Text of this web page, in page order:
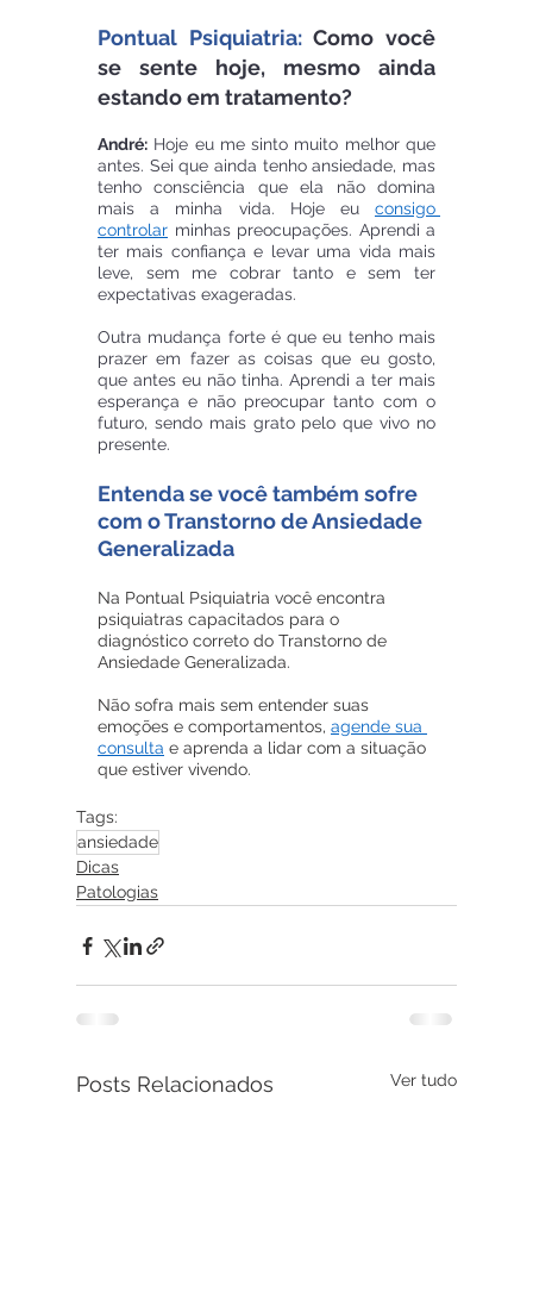
Pontual Psiquiatria: Como você
se sente hoje, mesmo ainda
estando em tratamento?
André: Hoje eu me sinto muito melhor que
antes. Sei que ainda tenho ansiedade, mas
tenho consciência que ela não domina
mais a minha vida. Hoje eu consigo
controlar minhas preocupações. Aprendi a
ter mais confiança e levar uma vida mais
leve, sem me cobrar tanto e sem ter
expectativas exageradas.
Outra mudança forte é que eu tenho mais
prazer em fazer as coisas que eu gosto,
que antes eu não tinha. Aprendi a ter mais
esperança e não preocupar tanto com o
futuro, sendo mais grato pelo que vivo no
presente.
Entenda se você também sofre
com o Transtorno de Ansiedade
Generalizada
Na Pontual Psiquiatria você encontra
psiquiatras capacitados para o
diagnóstico correto do Transtorno de
Ansiedade Generalizada.
Não sofra mais sem entender suas
emoções e comportamentos, agende sua
consulta e aprenda a lidar com a situação
que estiver vivendo.
Tags:
ansiedade
Dicas
Patologias
Posts Relacionados Ver tudo